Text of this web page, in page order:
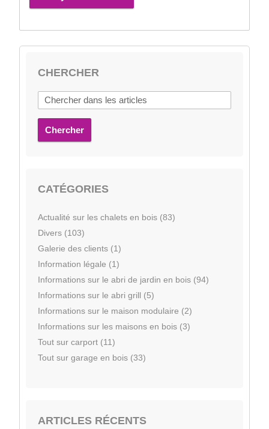
CHERCHER
Chercher
CATÉGORIES
Actualité sur les chalets en bois (83)
Divers (103)
Galerie des clients (1)
Information légale (1)
Informations sur le abri de jardin en bois (94)
Informations sur le abri grill (5)
Informations sur le maison modulaire (2)
Informations sur les maisons en bois (3)
Tout sur carport (11)
Tout sur garage en bois (33)
ARTICLES RÉCENTS